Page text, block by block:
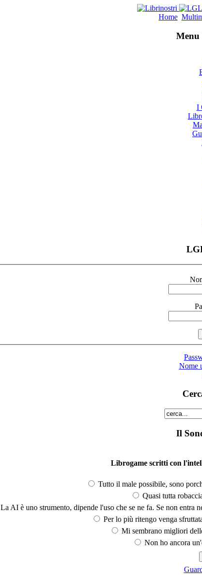
Home
Menu
I
Nome
Il
Librogame scritti con
Tutto il male possibile, sono
Quasi tutta
La AI è uno strumento, dipende l'uso che se ne fa. Se non entra
Per lo più ritengo venga
Mi sembrano migliori
Non ho ancora